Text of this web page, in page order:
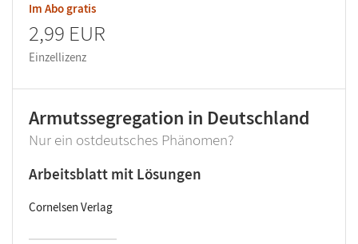
Im Abo gratis
2,99 EUR
Einzellizenz
Armutssegregation in Deutschland
Nur ein ostdeutsches Phänomen?
Arbeitsblatt mit Lösungen
Cornelsen Verlag